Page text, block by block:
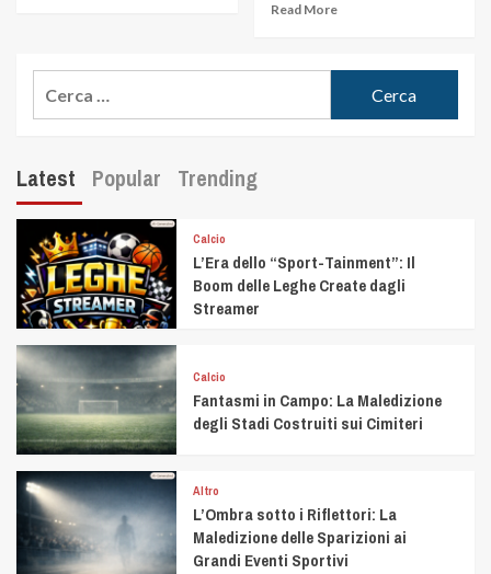
Read More
Latest Popular Trending
Calcio
L’Era dello “Sport-Tainment”: Il
Boom delle Leghe Create dagli
Streamer
Calcio
Fantasmi in Campo: La Maledizione
degli Stadi Costruiti sui Cimiteri
Altro
L’Ombra sotto i Riflettori: La
Maledizione delle Sparizioni ai
Grandi Eventi Sportivi